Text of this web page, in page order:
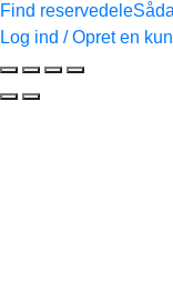
Find reservedele
Log ind / Opret en